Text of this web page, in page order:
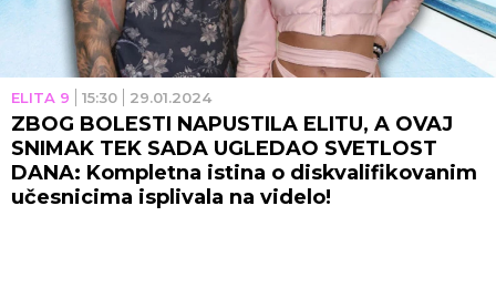
ELITA 9 15:30 29.01.2024
ZBOG BOLESTI NAPUSTILA ELITU, A OVAJ
SNIMAK TEK SADA UGLEDAO SVETLOST
DANA: Kompletna istina o diskvalifikovanim
učesnicima isplivala na videlo!